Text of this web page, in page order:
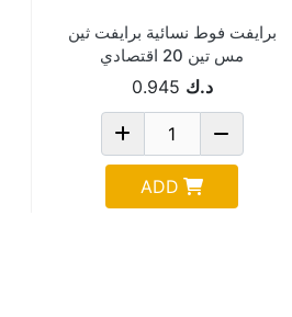
برايفت فوط نسائية برايفت ثين
مس تين 20 اقتصادي
د.ك 0.945
ADD